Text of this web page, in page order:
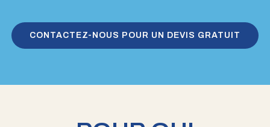
CONTACTEZ-NOUS POUR UN DEVIS GRATUIT